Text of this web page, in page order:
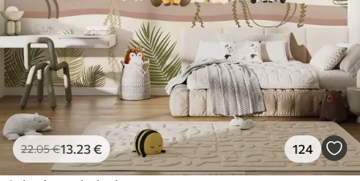
22.05€13.23€ 124